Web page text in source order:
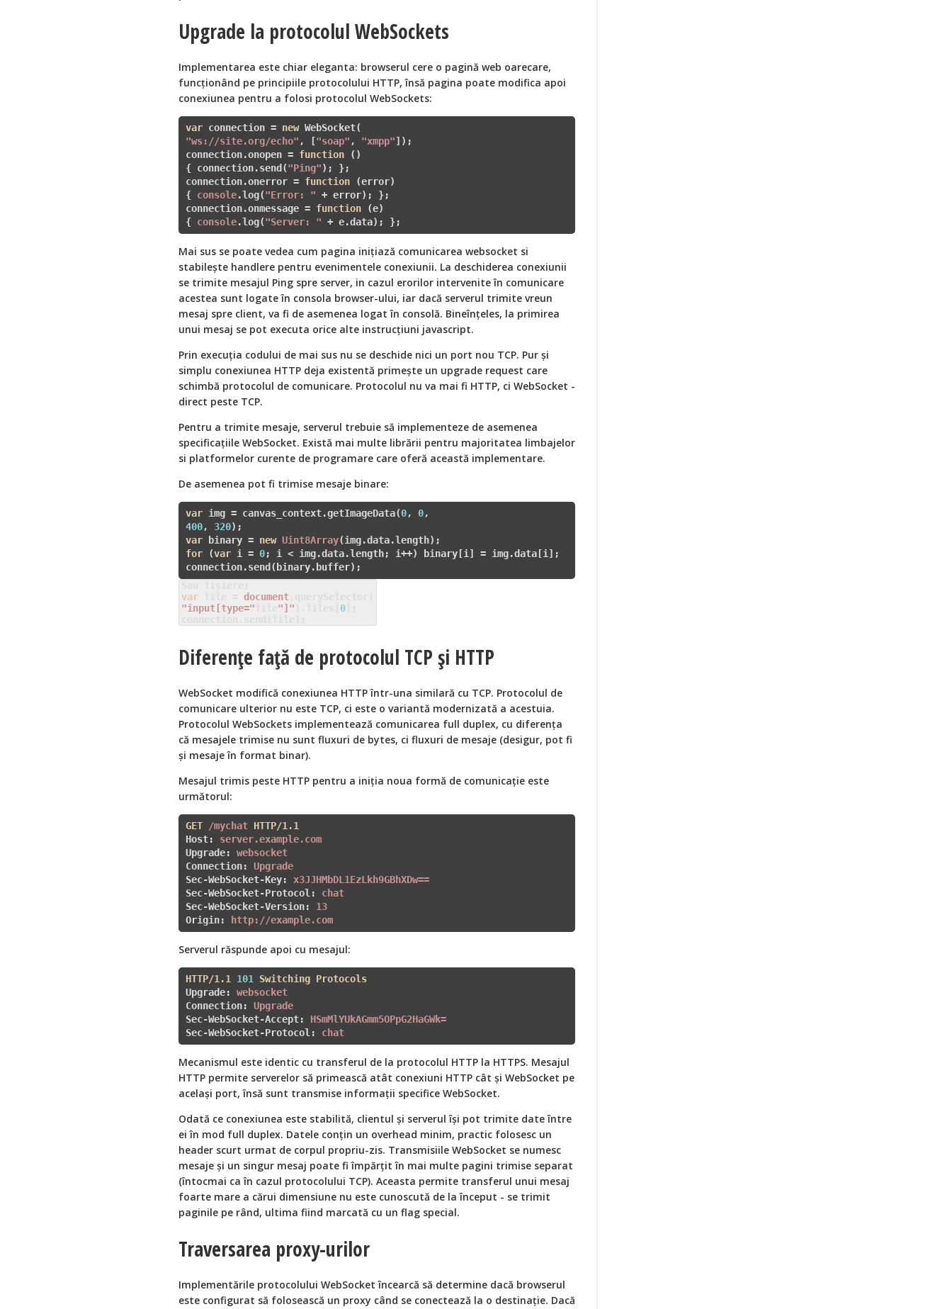
Upgrade la protocolul WebSockets
Implementarea este chiar eleganta: browserul cere o pagină web oarecare,
funcționând pe principiile protocolului HTTP, însă pagina poate modifica apoi
conexiunea pentru a folosi protocolul WebSockets:
var connection = new
"ws://site.org/echo" , ["soap" , "xmpp"]);
connection.onopen = function
()
{ connection.send("Ping"); };
connection.onerror = function
(error)
{ console.log("Error: " + error); };
connection.onmessage = function
(e)
{ console.log("Server: " + e.data); };
Mai sus se poate vedea cum pagina inițiază comunicarea websocket si
stabilește handlere pentru evenimentele conexiunii. La deschiderea conexiunii
se trimite mesajul Ping spre server, in cazul erorilor intervenite în comunicare
acestea sunt logate în consola browser-ului, iar dacă serverul trimite vreun
mesaj spre client, va fi de asemenea logat în consolă. Bineînțeles, la primirea
unui mesaj se pot executa orice alte instrucțiuni javascript.
Prin execuția codului de mai sus nu se deschide nici un port nou TCP. Pur și
simplu conexiunea HTTP deja existentă primește un upgrade request care
schimbă protocolul de comunicare. Protocolul nu va mai fi HTTP, ci WebSocket -
direct peste TCP.
Pentru a trimite mesaje, serverul trebuie să implementeze de asemenea
specificațiile WebSocket. Există mai multe librării pentru majoritatea limbajelor
si platformelor curente de programare care oferă această implementare.
De asemenea pot fi trimise mesaje binare:
var img = canvas_context.getImageData(0, 0
400, 320
var binary = new Uint8Array
for (var i = 0; i < img.data.length; i++) binary[i] = img.data[i];
var
document
"input[type="
"]" 0
Diferențe față de protocolul TCP și HTTP
WebSocket modifică conexiunea HTTP într-una similară cu TCP. Protocolul de
comunicare ulterior nu este TCP, ci este o variantă modernizată a acestuia.
Protocolul WebSockets implementează comunicarea full duplex, cu diferența
că mesajele trimise nu sunt fluxuri de bytes, ci fluxuri de mesaje (desigur, pot fi
și mesaje în format binar).
Mesajul trimis peste HTTP pentru a iniția noua formă de comunicație este
următorul:
GET /mychat HTTP/1.1
Host: server.example.com
Upgrade: websocket
Connection: Upgrade
Sec-WebSocket-Key: x3JJHMbDL1EzLkh9GBhXDw==
Sec-WebSocket-Protocol: chat
Sec-WebSocket-Version: 13
Origin: http://example.com
Serverul răspunde apoi cu mesajul:
HTTP/1.1 101 Switching Protocols
Upgrade: websocket
Connection: Upgrade
Sec-WebSocket-Accept: HSmMlYUkAGmm5OPpG2HaGWk=
Sec-WebSocket-Protocol: chat
Mecanismul este identic cu transferul de la protocolul HTTP la HTTPS. Mesajul
HTTP permite serverelor să primească atât conexiuni HTTP cât și WebSocket pe
același port, însă sunt transmise informații specifice WebSocket.
Odată ce conexiunea este stabilită, clientul și serverul își pot trimite date între
ei în mod full duplex. Datele conțin un overhead minim, practic folosesc un
header scurt urmat de corpul propriu-zis. Transmisiile WebSocket se numesc
mesaje și un singur mesaj poate fi împărțit în mai multe pagini trimise separat
(întocmai ca în cazul protocolului TCP). Aceasta permite transferul unui mesaj
foarte mare a cărui dimensiune nu este cunoscută de la început - se trimit
paginile pe rând, ultima fiind marcată cu un flag special.
Traversarea proxy-urilor
Implementările protocolului WebSocket încearcă să determine dacă browserul
este configurat să folosească un proxy când se conectează la o destinație. Dacă